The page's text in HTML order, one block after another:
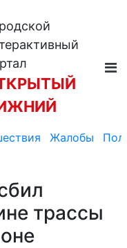
Жалобы
трассы